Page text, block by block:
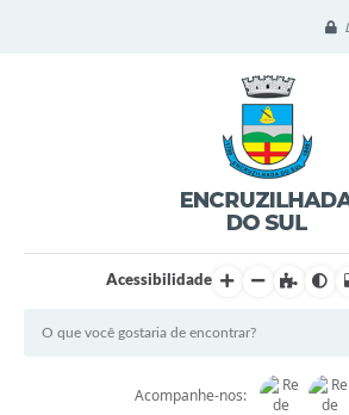
Acessibilidade
Acompanhe-nos: